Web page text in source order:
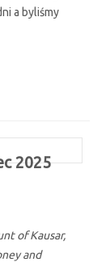
a byliśmy
2025
of Kausar,
and